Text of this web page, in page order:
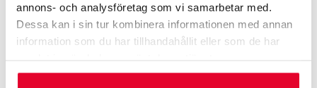
annons- och analysföretag som vi samarbetar med.
Dessa kan i sin tur kombinera informationen med annan
information som du har tillhandahållit eller som de har